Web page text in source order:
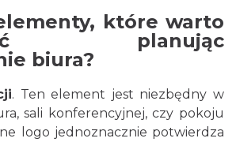
które warto
planując
biura?
. Ten element jest niezbędny w
sali konferencyjnej, czy pokoju
logo jednoznacznie potwierdza